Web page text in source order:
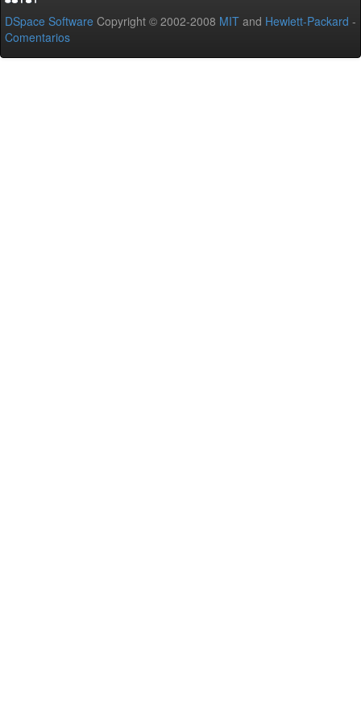
DSpace Software Copyright © 2002-2008 MIT and Hewlett-Packard -
Comentarios